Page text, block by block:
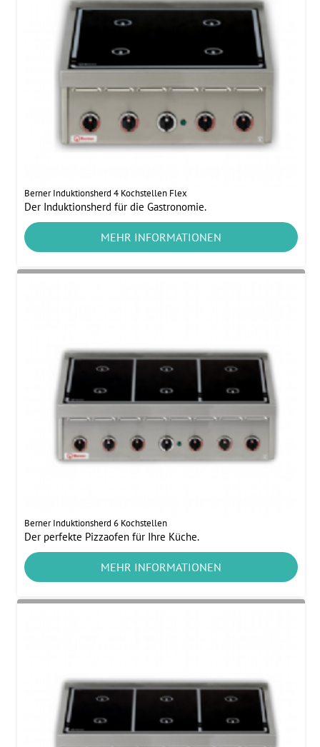
Berner Induktionsherd 4 Kochstellen Flex
Der Induktionsherd für die Gastronomie.
MEHR INFORMATIONEN
Berner Induktionsherd 6 Kochstellen
Der perfekte Pizzaofen für Ihre Küche.
MEHR INFORMATIONEN